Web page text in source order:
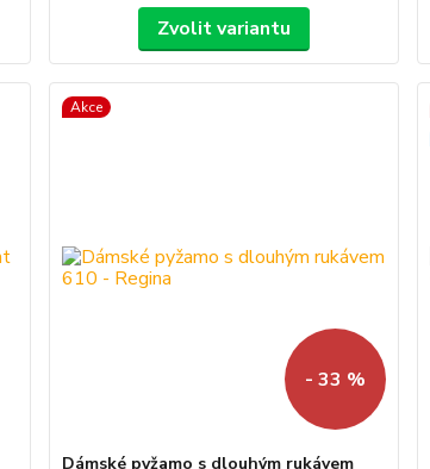
Zvolit variantu
Akce
- 33 %
Dámské pyžamo s dlouhým rukávem